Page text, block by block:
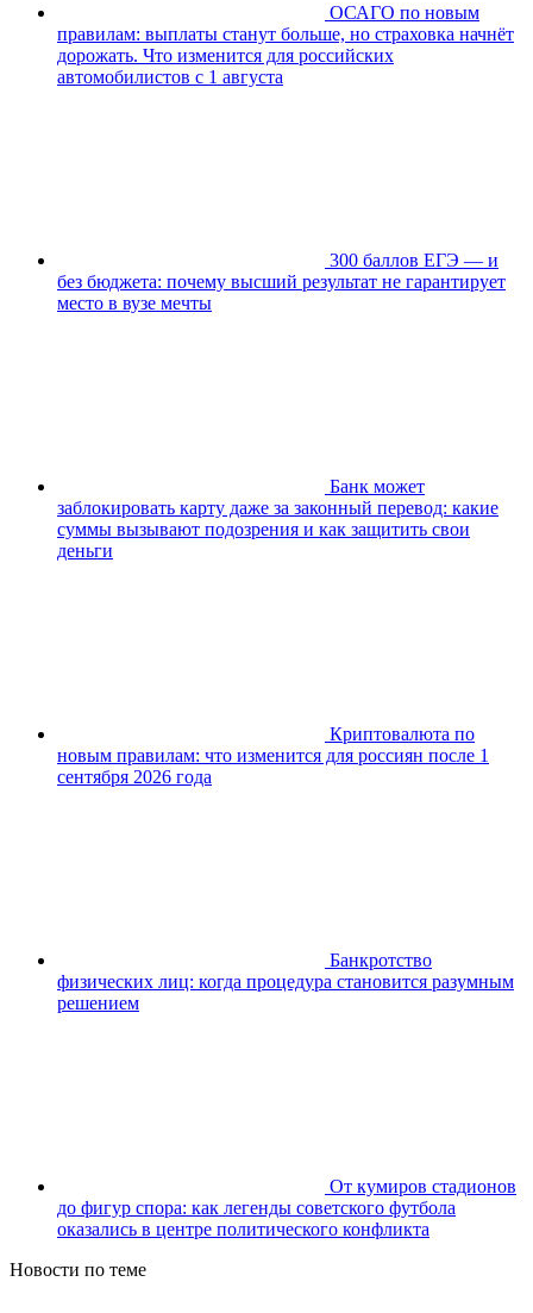
ОСАГО по новым
правилам: выплаты станут больше, но страховка начнёт
дорожать. Что изменится для российских
автомобилистов с 1 августа
300 баллов ЕГЭ — и
без бюджета: почему высший результат не гарантирует
место в вузе мечты
Банк может
заблокировать карту даже за законный перевод: какие
суммы вызывают подозрения и как защитить свои
деньги
Криптовалюта по
новым правилам: что изменится для россиян после 1
сентября 2026 года
Банкротство
физических лиц: когда процедура становится разумным
решением
От кумиров стадионов
до фигур спора: как легенды советского футбола
оказались в центре политического конфликта
Новости по теме